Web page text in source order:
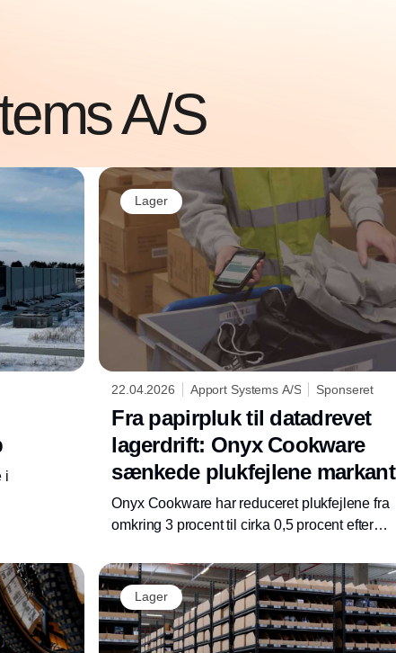
A/S
i
Lager
22.04.2026 Apport Systems A/S Sponseret
Fra papirpluk til datadrevet
lagerdrift: Onyx Cookware
sænkede plukfejlene markant
Onyx Cookware har reduceret plukfejlene fra
omkring 3 procent til cirka 0,5 procent efter
For den sjællandske e-handelsvirksomhed
har det gjort lageret stærkere i perioder med
højt tryk.
Lager